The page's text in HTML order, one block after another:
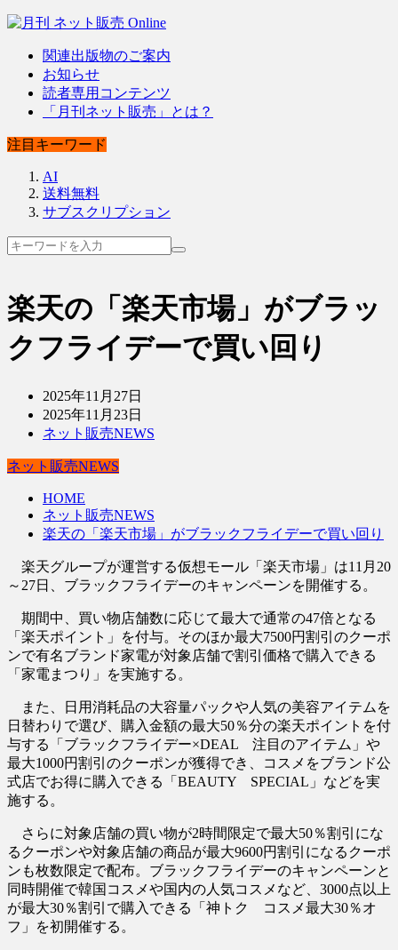
関連出版物のご案内
お知らせ
読者専用コンテンツ
「月刊ネット販売」とは？
注目キーワード
AI
送料無料
サブスクリプション
楽天の「楽天市場」がブラッ
クフライデーで買い回り
2025年11月27日
2025年11月23日
ネット販売NEWS
ネット販売NEWS
HOME
ネット販売NEWS
楽天の「楽天市場」がブラックフライデーで買い回り
楽天グループが運営する仮想モール「楽天市場」は11月20
～27日、ブラックフライデーのキャンペーンを開催する。
期間中、買い物店舗数に応じて最大で通常の47倍となる
「楽天ポイント」を付与。そのほか最大7500円割引のクーポ
ンで有名ブランド家電が対象店舗で割引価格で購入できる
「家電まつり」を実施する。
また、日用消耗品の大容量パックや人気の美容アイテムを
日替わりで選び、購入金額の最大50％分の楽天ポイントを付
与する「ブラックフライデー×DEAL 注目のアイテム」や
最大1000円割引のクーポンが獲得でき、コスメをブランド公
式店でお得に購入できる「BEAUTY SPECIAL」などを実
施する。
さらに対象店舗の買い物が2時間限定で最大50％割引にな
るクーポンや対象店舗の商品が最大9600円割引になるクーポ
ンも枚数限定で配布。ブラックフライデーのキャンペーンと
同時開催で韓国コスメや国内の人気コスメなど、3000点以上
が最大30％割引で購入できる「神トク コスメ最大30％オ
フ」を初開催する。